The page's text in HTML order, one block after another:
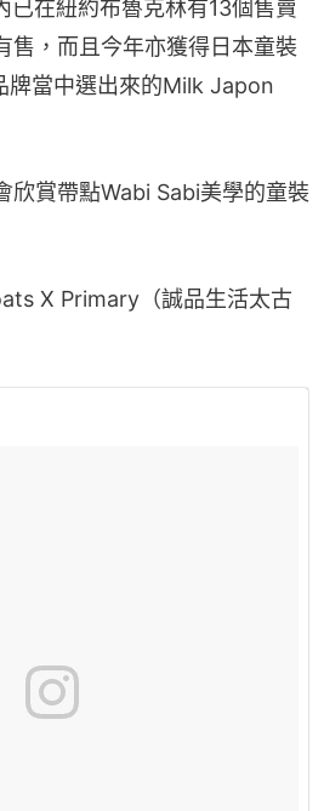
在紐約布魯克林有13個售賣
售，而且今年亦獲得日本童裝
牌當中選出來的Milk Japon
欣賞帶點Wabi Sabi美學的童裝
X Primary（誠品生活太古